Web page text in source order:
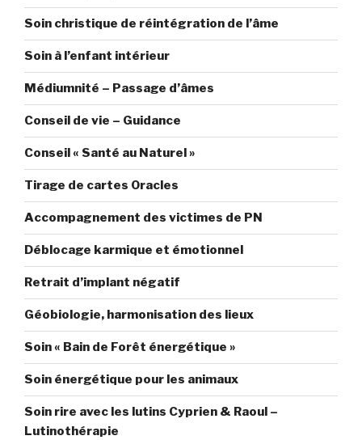
Soin christique de réintégration de l’âme
Soin à l’enfant intérieur
Médiumnité – Passage d’âmes
Conseil de vie – Guidance
Conseil « Santé au Naturel »
Tirage de cartes Oracles
Accompagnement des victimes de PN
Déblocage karmique et émotionnel
Retrait d’implant négatif
Géobiologie, harmonisation des lieux
Soin « Bain de Forêt énergétique »
Soin énergétique pour les animaux
Soin rire avec les lutins Cyprien & Raoul –
Lutinothérapie